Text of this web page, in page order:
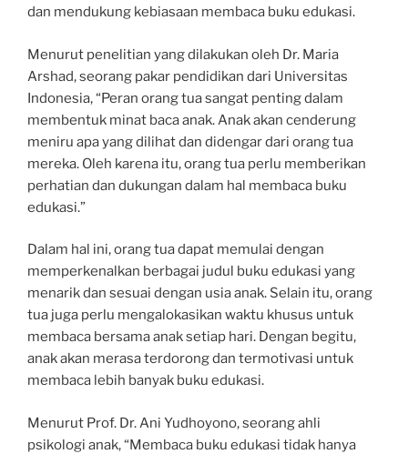
dan mendukung kebiasaan membaca buku edukasi.
Menurut penelitian yang dilakukan oleh Dr. Maria
Arshad, seorang pakar pendidikan dari Universitas
Indonesia, “Peran orang tua sangat penting dalam
membentuk minat baca anak. Anak akan cenderung
meniru apa yang dilihat dan didengar dari orang tua
mereka. Oleh karena itu, orang tua perlu memberikan
perhatian dan dukungan dalam hal membaca buku
edukasi.”
Dalam hal ini, orang tua dapat memulai dengan
memperkenalkan berbagai judul buku edukasi yang
menarik dan sesuai dengan usia anak. Selain itu, orang
tua juga perlu mengalokasikan waktu khusus untuk
membaca bersama anak setiap hari. Dengan begitu,
anak akan merasa terdorong dan termotivasi untuk
membaca lebih banyak buku edukasi.
Menurut Prof. Dr. Ani Yudhoyono, seorang ahli
psikologi anak, “Membaca buku edukasi tidak hanya